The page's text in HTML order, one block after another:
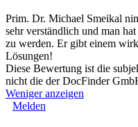
Prim. Dr. Michael Smeikal
sehr verständlich und man
zu werden. Er gibt einem
Lösungen!
Diese Bewertung ist die
nicht die der DocFinder
Weniger anzeigen
Melden